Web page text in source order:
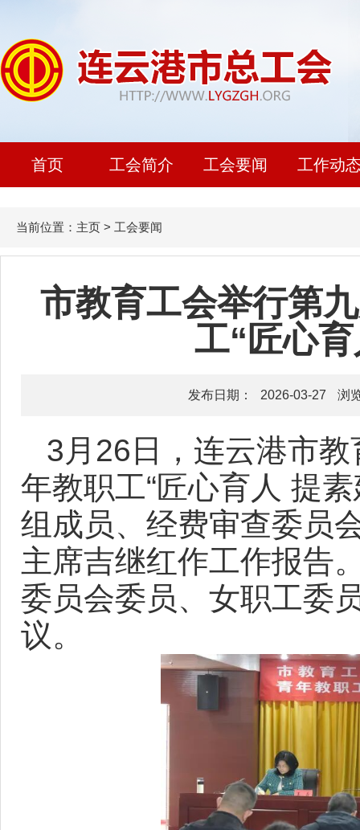
首页 工会简介 工会要闻 工作动
当前位置： 主页 > 工会要闻
市教育工会举行第
工“匠心
发布日期： 2026-03-27 浏
3月26日，连云港市
年教职工“匠心育人 提
组成员、经费审查委员
主席吉继红作工作报告
委员会委员、女职工委
议。